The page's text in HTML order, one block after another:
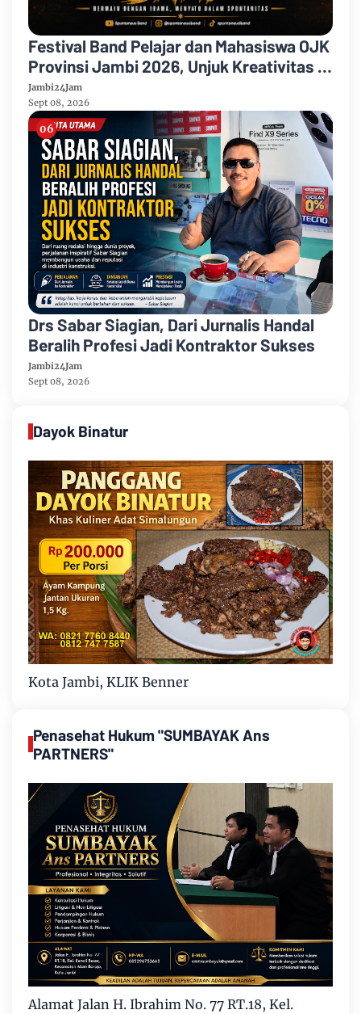
Festival Band Pelajar dan Mahasiswa OJK
Provinsi Jambi 2026, Unjuk Kreativitas di
Taman Banjuran Budayo, Spontaneus
Band Raih Juara 2
Jambi24Jam
Sept 08, 2026
Drs Sabar Siagian, Dari Jurnalis Handal
Beralih Profesi Jadi Kontraktor Sukses
Jambi24Jam
Sept 08, 2026
Dayok Binatur
Kota Jambi, KLIK Benner
Penasehat Hukum "SUMBAYAK Ans
PARTNERS"
Alamat Jalan H. Ibrahim No. 77 RT.18, Kel.